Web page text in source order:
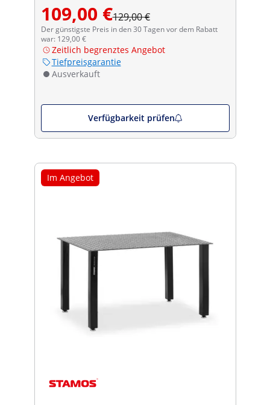
109,00 €129,00 €
Der günstigste Preis in den 30 Tagen vor dem Rabatt
war: 129,00 €
Zeitlich begrenztes Angebot
Tiefpreisgarantie
Ausverkauft
Verfügbarkeit prüfen
Im Angebot